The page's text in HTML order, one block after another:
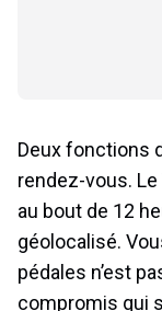
Deux fonctions
rendez-vous.
au bout de 12
géolocalisé.
pédales n’est
compromis qui